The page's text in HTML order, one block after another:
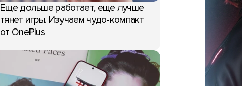
Еще дольше работает, еще лучше
тянет игры. Изучаем чудо-компакт
от OnePlus